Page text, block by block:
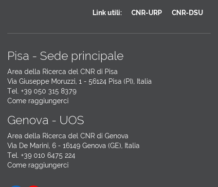
Link utili: CNR-URP CNR-DSU
Pisa - Sede principale
Area della Ricerca del CNR di Pisa
Via Giuseppe Moruzzi, 1 - 56124 Pisa (PI), Italia
Tel. +39 050 315 8379
Come raggiungerci
Genova - UOS
Area della Ricerca del CNR di Genova
Via De Marini, 6 - 16149 Genova (GE), Italia
Tel. +39 010 6475 224
Come raggiungerci